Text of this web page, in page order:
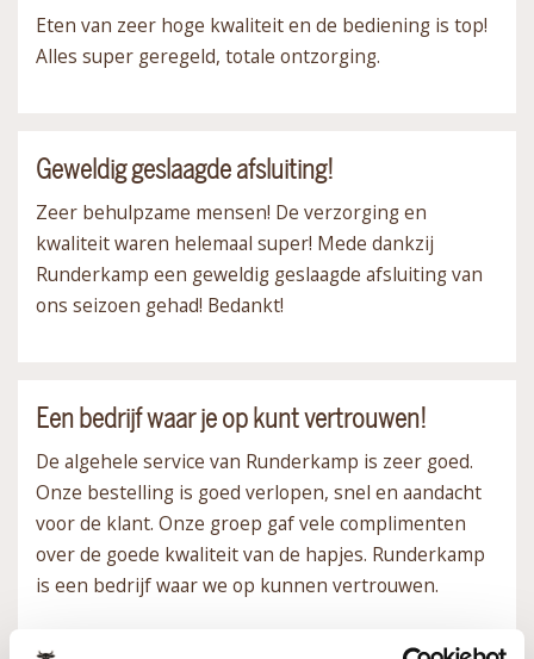
Eten van zeer hoge kwaliteit en de bediening is top!
Alles super geregeld, totale ontzorging.
Geweldig geslaagde afsluiting!
Zeer behulpzame mensen! De verzorging en
kwaliteit waren helemaal super! Mede dankzij
Runderkamp een geweldig geslaagde afsluiting van
ons seizoen gehad! Bedankt!
Een bedrijf waar je op kunt vertrouwen!
De algehele service van Runderkamp is zeer goed.
Onze bestelling is goed verlopen, snel en aandacht
voor de klant. Onze groep gaf vele complimenten
over de goede kwaliteit van de hapjes. Runderkamp
is een bedrijf waar we op kunnen vertrouwen.